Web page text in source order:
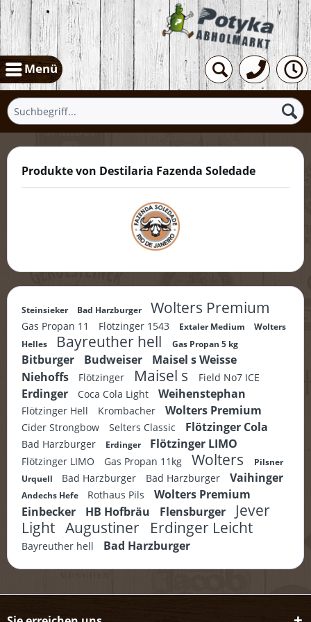
Menü
Produkte von Destilaria Fazenda Soledade
Steinsieker Bad Harzburger Wolters Premium
Gas Propan 11 Flötzinger 1543 Extaler Medium
Wolters
Helles
Bayreuther hell Gas Propan 5 kg
Bitburger Budweiser
Maisel s Weisse
Niehoffs
Flötzinger Maisel s Field No7 ICE
Erdinger Coca Cola Light Weihenstephan
Flötzinger Hell Krombacher Wolters Premium
Cider Strongbow Selters Classic Flötzinger Cola
Bad Harzburger Erdinger Flötzinger LIMO
Flötzinger LIMO Gas Propan 11kg Wolters
Pilsner
Urquell
Bad Harzburger Bad Harzburger Vaihinger
Andechs Hefe Rothaus Pils
Wolters Premium
Einbecker
HB Hofbräu Flensburger
Jever
Light Augustiner Erdinger Leicht
Bayreuther hell Bad Harzburger